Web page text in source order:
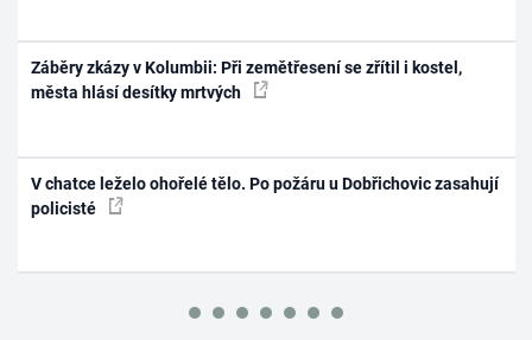
Záběry zkázy v Kolumbii: Při zemětřesení se zřítil i kostel,
města hlásí desítky mrtvých
V chatce leželo ohořelé tělo. Po požáru u Dobřichovic zasahují
policisté